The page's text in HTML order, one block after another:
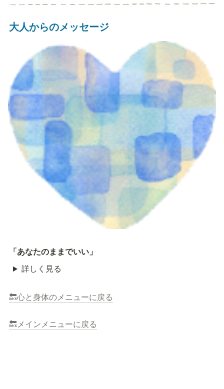
大人からのメッセージ
「あなたのままでいい」
詳しく見る
🔙心と身体のメニューに戻る
🔙メインメニューに戻る